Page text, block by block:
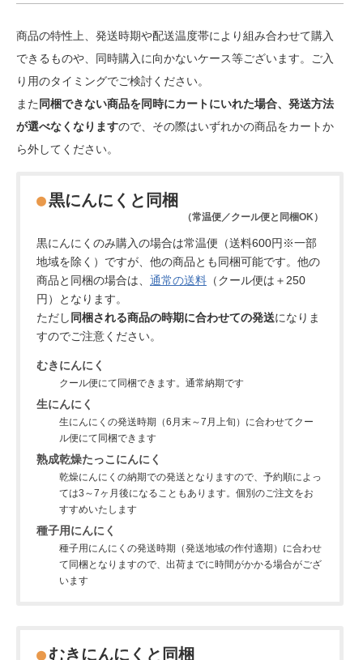
商品の特性上、発送時期や配送温度帯により組み合わせて購入
できるものや、同時購入に向かないケース等ございます。ご入
り用のタイミングでご検討ください。
また 同梱できない商品を同時にカートにいれた場合、発送方法
が選べなくなりますので、その際はいずれかの商品をカートか
ら外してください。
黒にんにくと同梱
（常温便／クール便と同梱OK）
黒にんにくのみ購入の場合は常温便（送料600円※一部
地域を除く）ですが、他の商品とも同梱可能です。他の
商品と同梱の場合は、 通常の送料 （クール便は＋250
円）となります。
ただし 同梱される商品の時期に合わせての発送になりま
すのでご注意ください。
むきにんにく
クール便にて同梱できます。通常納期です
生にんにく
生にんにくの発送時期（6月末～7月上旬）に合わせてクー
ル便にて同梱できます
熟成乾燥たっこにんにく
乾燥にんにくの納期での発送となりますので、予約順によっ
ては3～7ヶ月後になることもあります。個別のご注文をお
すすめいたします
種子用にんにく
種子用にんにくの発送時期（発送地域の作付適期）に合わせ
て同梱となりますので、出荷までに時間がかかる場合がござ
います
むきにんにくと同梱